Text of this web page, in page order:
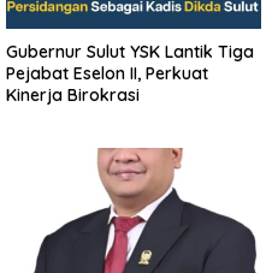
Gubernur Sulut YSK Lantik Tiga
Pejabat Eselon II, Perkuat
Kinerja Birokrasi